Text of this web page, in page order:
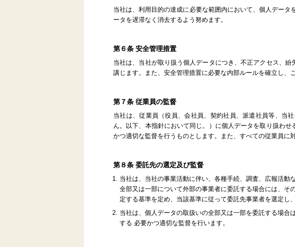
当社は、利用目的の達成に必要な範囲内において、個人デー
ータを遅滞なく消去するよう努めます。
第６条 安全管理措置
当社は、当社が取り扱う個人データにつき、不正アクセス、
講じます。また、安全管理措置に必要な内部ルールを確立し、
第７条 従業員の監督
当社は、従業員（役員、会社員、契約社員、派遣社員等、当
ん。以下、本指針において同じ。）に個人データを取り扱わ
かつ適切な監督を行うものとします。また、すべての従業員に
第８条 委託先の選定及び監督
当社は、当社の事業活動に伴い、各種手続、調査、広報活
全部又は一部について外部の事業者に委託する場合には、
定する基準を定め、当該基準に従って委託先事業者を選定し
当社は、個人データの取扱いの全部又は一部を委託する場
する 必要かつ適切な監督を行います。